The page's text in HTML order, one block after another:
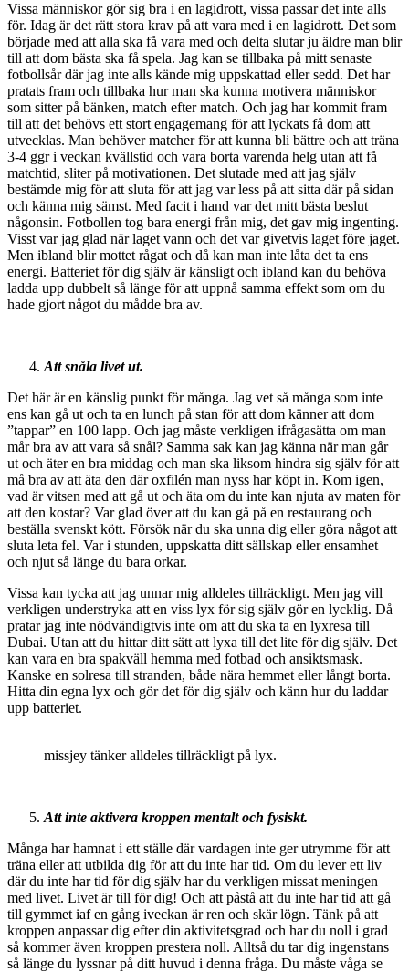
Vissa människor gör sig bra i en lagidrott, vissa passar det inte alls
för. Idag är det rätt stora krav på att vara med i en lagidrott. Det som
började med att alla ska få vara med och delta slutar ju äldre man blir
till att dom bästa ska få spela. Jag kan se tillbaka på mitt senaste
fotbollsår där jag inte alls kände mig uppskattad eller sedd. Det har
pratats fram och tillbaka hur man ska kunna motivera människor
som sitter på bänken, match efter match. Och jag har kommit fram
till att det behövs ett stort engagemang för att lyckats få dom att
utvecklas. Man behöver matcher för att kunna bli bättre och att träna
3-4 ggr i veckan kvällstid och vara borta varenda helg utan att få
matchtid, sliter på motivationen. Det slutade med att jag själv
bestämde mig för att sluta för att jag var less på att sitta där på sidan
och känna mig sämst. Med facit i hand var det mitt bästa beslut
någonsin. Fotbollen tog bara energi från mig, det gav mig ingenting.
Visst var jag glad när laget vann och det var givetvis laget före jaget.
Men ibland blir mottet rågat och då kan man inte låta det ta ens
energi. Batteriet för dig själv är känsligt och ibland kan du behöva
ladda upp dubbelt så länge för att uppnå samma effekt som om du
hade gjort något du mådde bra av.
Att snåla livet ut.
Det här är en känslig punkt för många. Jag vet så många som inte
ens kan gå ut och ta en lunch på stan för att dom känner att dom
”tappar” en 100 lapp. Och jag måste verkligen ifrågasätta om man
mår bra av att vara så snål? Samma sak kan jag känna när man går
ut och äter en bra middag och man ska liksom hindra sig själv för att
må bra av att äta den där oxfilén man nyss har köpt in. Kom igen,
vad är vitsen med att gå ut och äta om du inte kan njuta av maten för
att den kostar? Var glad över att du kan gå på en restaurang och
beställa svenskt kött. Försök när du ska unna dig eller göra något att
sluta leta fel. Var i stunden, uppskatta ditt sällskap eller ensamhet
och njut så länge du bara orkar.
Vissa kan tycka att jag unnar mig alldeles tillräckligt. Men jag vill
verkligen understryka att en viss lyx för sig själv gör en lycklig. Då
pratar jag inte nödvändigtvis inte om att du ska ta en lyxresa till
Dubai. Utan att du hittar ditt sätt att lyxa till det lite för dig själv. Det
kan vara en bra spakväll hemma med fotbad och ansiktsmask.
Kanske en solresa till stranden, både nära hemmet eller långt borta.
Hitta din egna lyx och gör det för dig själv och känn hur du laddar
upp batteriet.
missjey tänker alldeles tillräckligt på lyx.
Att inte aktivera kroppen mentalt och fysiskt.
Många har hamnat i ett ställe där vardagen inte ger utrymme för att
träna eller att utbilda dig för att du inte har tid. Om du lever ett liv
där du inte har tid för dig själv har du verkligen missat meningen
med livet. Livet är till för dig! Och att påstå att du inte har tid att gå
till gymmet iaf en gång iveckan är ren och skär lögn. Tänk på att
kroppen anpassar dig efter din aktivitetsgrad och har du noll i grad
så kommer även kroppen prestera noll. Alltså du tar dig ingenstans
så länge du lyssnar på ditt huvud i denna fråga. Du måste våga se